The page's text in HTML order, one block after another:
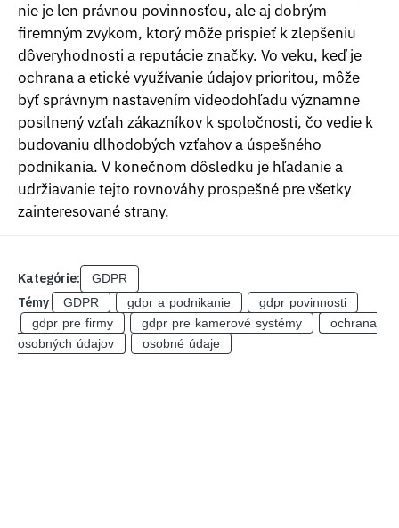
nie je len právnou povinnosťou, ale aj dobrým
firemným zvykom, ktorý môže prispieť k zlepšeniu
dôveryhodnosti a reputácie značky. Vo veku, keď je
ochrana a etické využívanie údajov prioritou, môže
byť správnym nastavením videodohľadu významne
posilnený vzťah zákazníkov k spoločnosti, čo vedie k
budovaniu dlhodobých vzťahov a úspešného
podnikania. V konečnom dôsledku je hľadanie a
udržiavanie tejto rovnováhy prospešné pre všetky
zainteresované strany.
Kategórie: GDPR
Témy GDPR gdpr a podnikanie
gdpr povinnosti
gdpr pre firmy
gdpr pre kamerové systémy
ochrana
osobných údajov
osobné údaje